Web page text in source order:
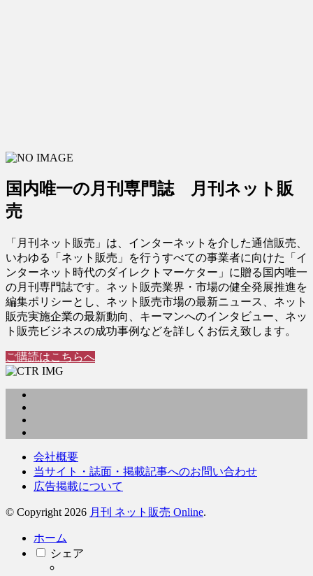
国内唯一の月刊専門誌 月刊ネット販
売
「月刊ネット販売」は、インターネットを介した通信販売、
いわゆる「ネット販売」を行うすべての事業者に向けた「イ
ンターネット時代のダイレクトマーケター」に贈る国内唯一
の月刊専門誌です。ネット販売業界・市場の健全発展推進を
編集ポリシーとし、ネット販売市場の最新ニュース、ネット
販売実施企業の最新動向、キーマンへのインタビュー、ネッ
ト販売ビジネスの成功事例などを詳しくお伝え致します。
ご購読はこちらへ
会社概要
当サイト・誌面・掲載記事へのお問い合わせ
広告掲載について
© Copyright 2026 月刊 ネット販売 Online.
ホーム
シェア